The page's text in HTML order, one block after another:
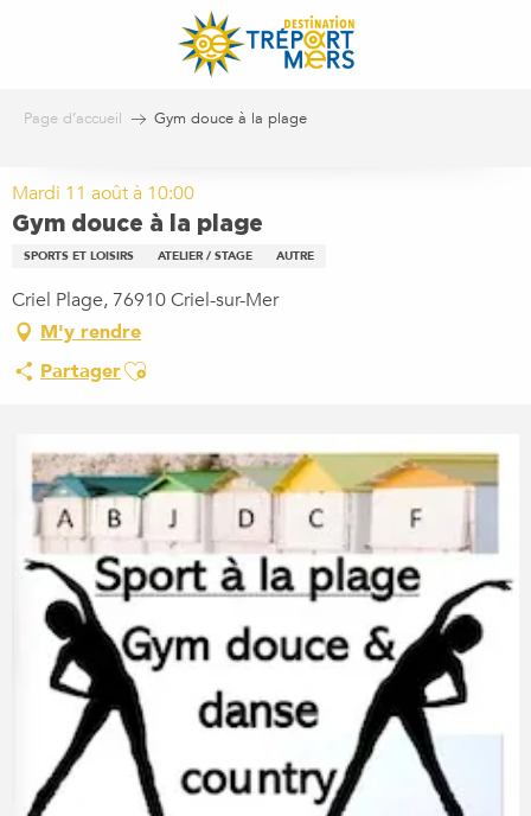
Page d’accueil Gym douce à la plage
Mardi 11 août à 10:00
Gym douce à la plage
SPORTS ET LOISIRS ATELIER / STAGE AUTRE
Criel Plage, 76910 Criel-sur-Mer
M'y rendre
PartagerAjouter aux favoris